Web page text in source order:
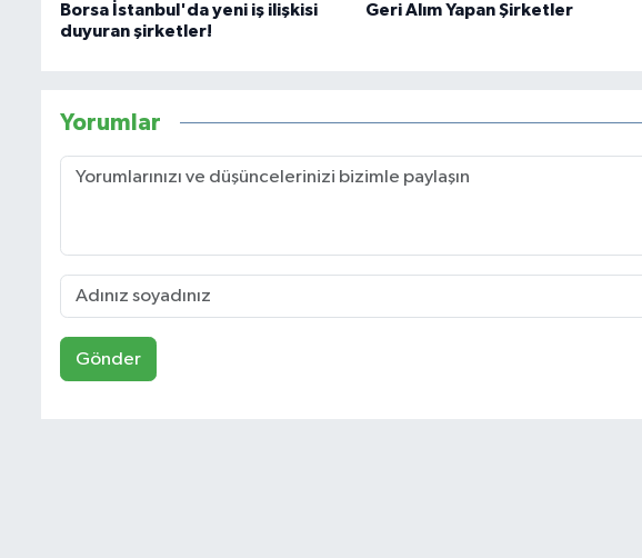
Borsa İstanbul'da yeni iş ilişkisi
duyuran şirketler!
Geri Alım Yapan Şirketler
Yorumlar
Gönder